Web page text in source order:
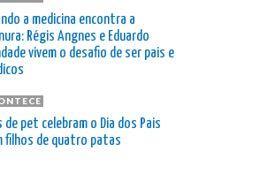
a medicina encontra a
Régis Angnes e Eduardo
vivem o desafio de ser pais e
de pet celebram o Dia dos Pais
filhos de quatro patas